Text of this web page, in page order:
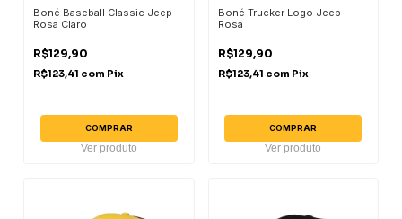
Boné Baseball Classic Jeep -
Rosa Claro
R$129,90
R$123,41 com Pix
COMPRAR
Ver produto
Boné Trucker Logo Jeep -
Rosa
R$129,90
R$123,41 com Pix
COMPRAR
Ver produto